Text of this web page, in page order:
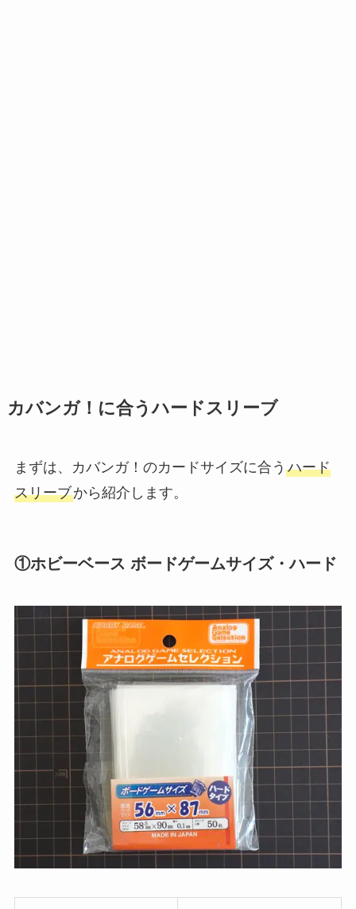
カバンガ！に合うハードスリーブ
まずは、カバンガ！のカードサイズに合う ハード
スリーブから紹介します。
①ホビーベース ボードゲームサイズ・ハード